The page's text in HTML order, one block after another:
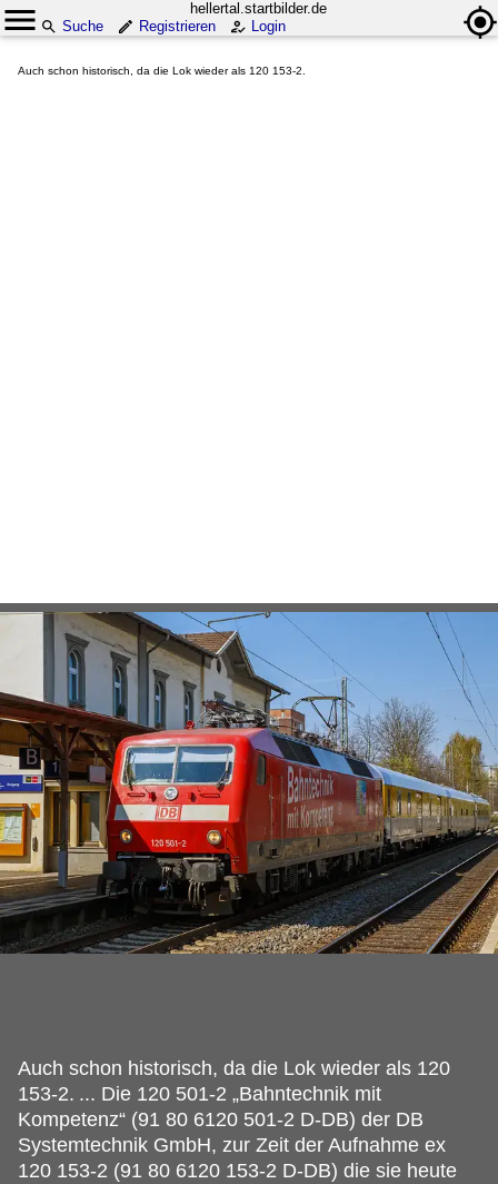
hellertal.startbilder.de
Suche
Registrieren Login
Auch schon historisch, da die Lok wieder als 120 153-2.
Auch schon historisch, da die Lok wieder als 120
153-2. ... Die 120 501-2 „Bahntechnik mit
Kompetenz“ (91 80 6120 501-2 D-DB) der DB
Systemtechnik GmbH, zur Zeit der Aufnahme ex
120 153-2 (91 80 6120 153-2 D-DB) die sie heute